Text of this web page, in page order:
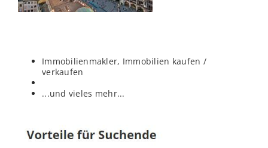
Immobilienmakler, Immobilien kaufen /
verkaufen
...und vieles mehr...